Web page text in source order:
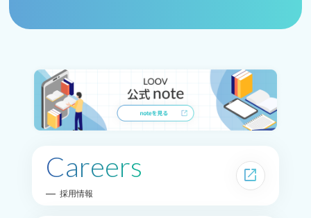
Careers
採用情報
open_in_new